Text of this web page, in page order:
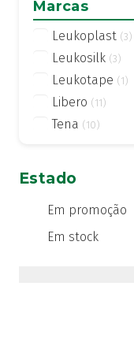
Marcas
Leukoplast (3)
Leukosilk (3)
Leukotape (1)
Libero (11)
Tena (10)
Estado
Em promoção
Em stock